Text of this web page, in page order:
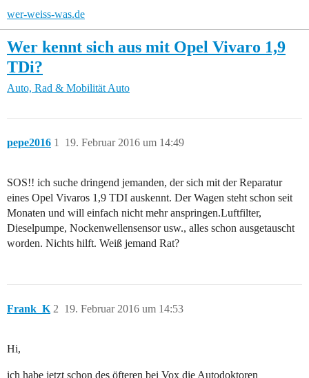
wer-weiss-was.de
Wer kennt sich aus mit Opel Vivaro 1,9
TDi?
Auto, Rad & Mobilität Auto
pepe2016 19. Februar 2016 um 14:49
1
SOS!! ich suche dringend jemanden, der sich mit der Reparatur
eines Opel Vivaros 1,9 TDI auskennt. Der Wagen steht schon seit
Monaten und will einfach nicht mehr anspringen.Luftfilter,
Dieselpumpe, Nockenwellensensor usw., alles schon ausgetauscht
worden. Nichts hilft. Weiß jemand Rat?
Frank_K 19. Februar 2016 um 14:53
2
Hi,
ich habe jetzt schon des öfteren bei Vox die Autodoktoren